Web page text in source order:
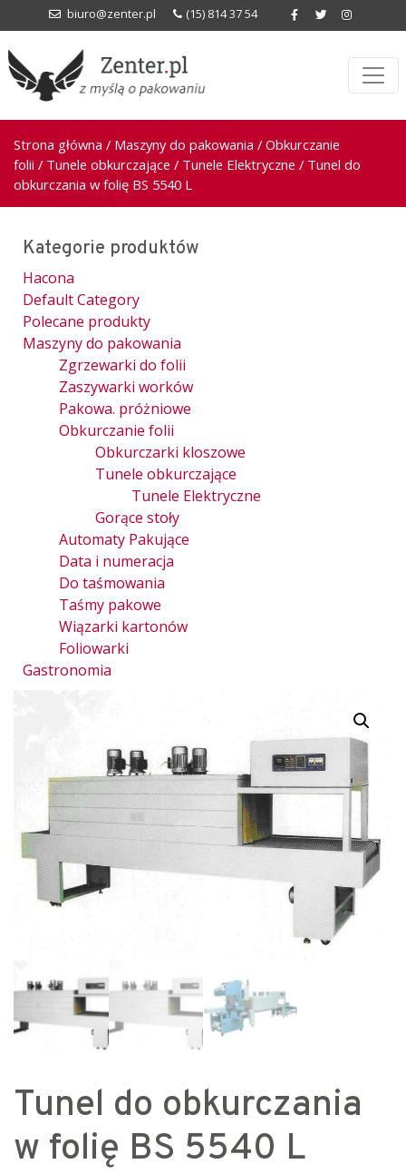
biuro@zenter.pl (15) 814 37 54
Strona główna / Maszyny do pakowania / Obkurczanie
folii / Tunele obkurczające / Tunele Elektryczne / Tunel do
obkurczania w folię BS 5540 L
Kategorie produktów
Hacona
Default Category
Polecane produkty
Maszyny do pakowania
Zgrzewarki do folii
Zaszywarki worków
Pakowa. próżniowe
Obkurczanie folii
Obkurczarki kloszowe
Tunele obkurczające
Tunele Elektryczne
Gorące stoły
Automaty Pakujące
Data i numeracja
Do taśmowania
Taśmy pakowe
Wiązarki kartonów
Foliowarki
Gastronomia
Tunel do obkurczania
w folię BS 5540 L